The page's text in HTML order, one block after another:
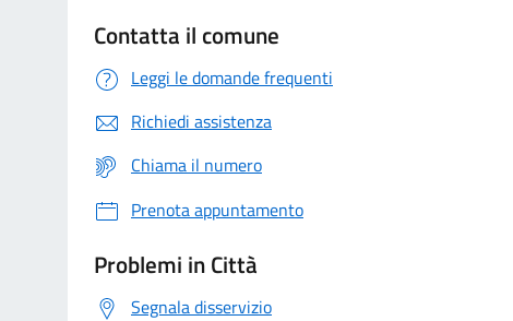
Contatta il comune
Leggi le domande frequenti
Richiedi assistenza
Chiama il numero
Prenota appuntamento
Problemi in Città
Segnala disservizio